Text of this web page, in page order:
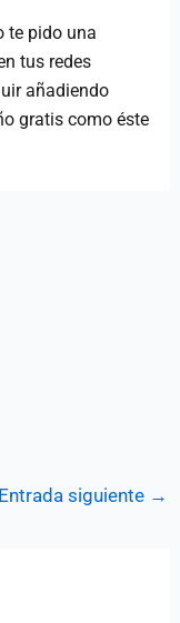
te pido una
tus redes
añadiendo
gratis como éste
Entrada siguiente →